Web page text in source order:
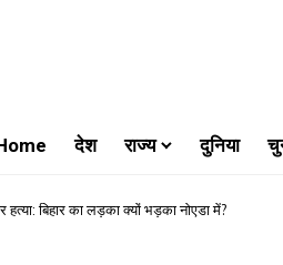
देश राज्य दुनिया
बिहार का लड़का क्यों भड़का नोएडा में?